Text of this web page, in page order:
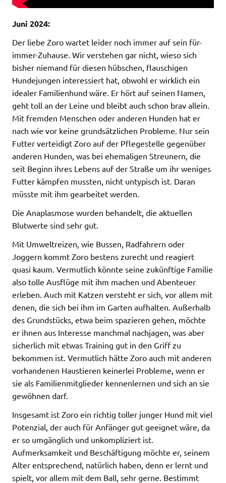
Juni 2024:
Der liebe Zoro wartet leider noch immer auf sein für-
immer-Zuhause. Wir verstehen gar nicht, wieso sich
bisher niemand für diesen hübschen, flauschigen
Hundejungen interessiert hat, obwohl er wirklich ein
idealer Familienhund wäre. Er hört auf seinen Namen,
geht toll an der Leine und bleibt auch schon brav allein.
Mit fremden Menschen oder anderen Hunden hat er
nach wie vor keine grundsätzlichen Probleme. Nur sein
Futter verteidigt Zoro auf der Pflegestelle gegenüber
anderen Hunden, was bei ehemaligen Streunern, die
seit Beginn ihres Lebens auf der Straße um ihr weniges
Futter kämpfen mussten, nicht untypisch ist. Daran
müsste mit ihm gearbeitet werden.
Die Anaplasmose wurden behandelt, die aktuellen
Blutwerte sind sehr gut.
Mit Umweltreizen, wie Bussen, Radfahrern oder
Joggern kommt Zoro bestens zurecht und reagiert
quasi kaum. Vermutlich könnte seine zukünftige Familie
also tolle Ausflüge mit ihm machen und Abenteuer
erleben. Auch mit Katzen versteht er sich, vor allem mit
denen, die sich bei ihm im Garten aufhalten. Außerhalb
des Grundstücks, etwa beim spazieren gehen, möchte
er ihnen aus Interesse manchmal nachjagen, was aber
sicherlich mit etwas Training gut in den Griff zu
bekommen ist. Vermutlich hätte Zoro auch mit anderen
vorhandenen Haustieren keinerlei Probleme, wenn er
sie als Familienmitglieder kennenlernen und sich an sie
gewöhnen darf.
Insgesamt ist Zoro ein richtig toller junger Hund mit viel
Potenzial, der auch für Anfänger gut geeignet wäre, da
er so umgänglich und unkompliziert ist.
Aufmerksamkeit und Beschäftigung möchte er, seinem
Alter entsprechend, natürlich haben, denn er lernt und
spielt, vor allem mit dem Ball, sehr gerne. Bestimmt